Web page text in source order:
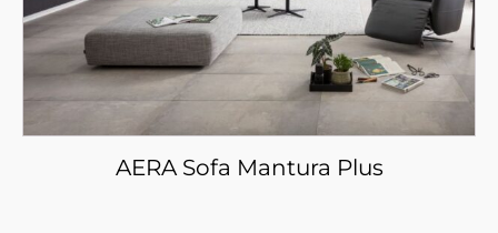
AERA Sofa Mantura Plus